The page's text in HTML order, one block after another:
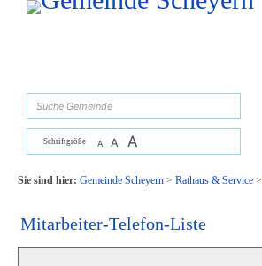
Zum Inhalt, zur Navigationoder zur Startseite springen.
Schriftgröße A A A
Sie sind hier: Gemeinde Scheyern> Rathaus & Service>
Mitarbeiter-Telefon-Liste